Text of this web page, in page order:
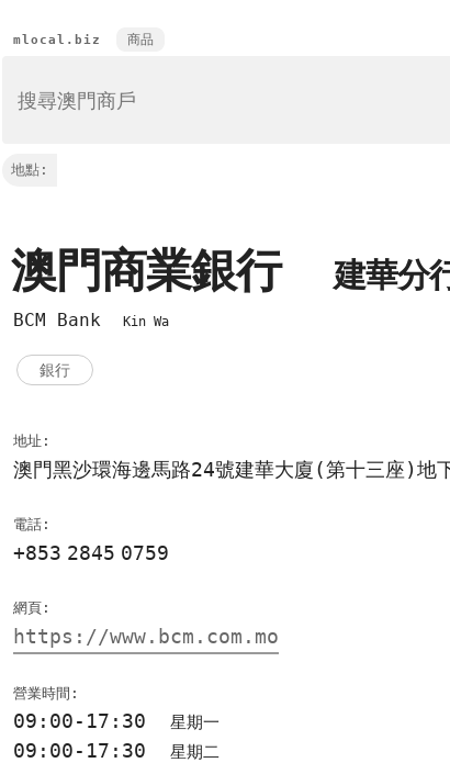
mlocal.biz 商品
地點:
澳門商業銀行 建華分
BCM Bank Kin Wa
銀行
地址:
澳門黑沙環海邊馬路24號建華大廈(第十三座)地
電話:
+853 2845 0759
網頁:
https://www.bcm.com.mo
營業時間:
09:00-17:30 星期一
09:00-17:30 星期二